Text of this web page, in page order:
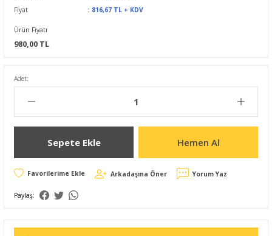
Fiyat
816,67 TL + KDV
Ürün Fiyatı
980,00 TL
Adet:
Sepete Ekle Hemen Al
Arkadaşına Öner Yorum Yaz
Paylaş: